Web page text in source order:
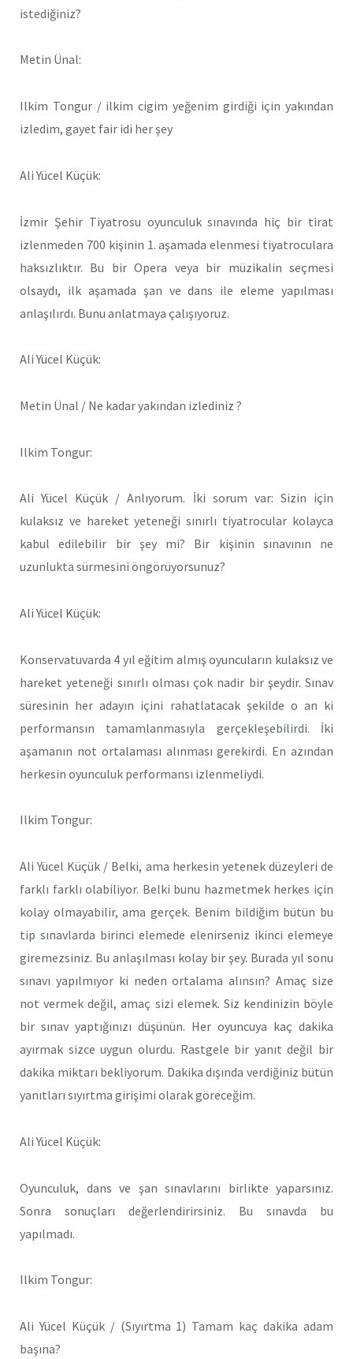
istediğiniz?
Metin Ünal:
Ilkim Tongur / ilkim cigim yeğenim girdiği için yakından
izledim, gayet fair idi her şey
Ali Yücel Küçük:
İzmir Şehir Tiyatrosu oyunculuk sınavında hiç bir tirat
izlenmeden 700 kişinin 1. aşamada elenmesi tiyatroculara
haksızlıktır. Bu bir Opera veya bir müzikalin seçmesi
olsaydı, ilk aşamada şan ve dans ile eleme yapılması
anlaşılırdı. Bunu anlatmaya çalışıyoruz.
Ali Yücel Küçük:
Metin Ünal / Ne kadar yakından izlediniz ?
Ilkim Tongur:
Ali Yücel Küçük / Anlıyorum. İki sorum var: Sizin için
kulaksız ve hareket yeteneği sınırlı tiyatrocular kolayca
kabul edilebilir bir şey mi? Bir kişinin sınavının ne
uzunlukta sürmesini öngörüyorsunuz?
Ali Yücel Küçük:
Konservatuvarda 4 yıl eğitim almış oyuncuların kulaksız ve
hareket yeteneği sınırlı olması çok nadir bir şeydir. Sınav
süresinin her adayın içini rahatlatacak şekilde o an ki
performansın tamamlanmasıyla gerçekleşebilirdi. İki
aşamanın not ortalaması alınması gerekirdi. En azından
herkesin oyunculuk performansı izlenmeliydi.
Ilkim Tongur:
Ali Yücel Küçük / Belki, ama herkesin yetenek düzeyleri de
farklı farklı olabiliyor. Belki bunu hazmetmek herkes için
kolay olmayabilir, ama gerçek. Benim bildiğim bütün bu
tip sınavlarda birinci elemede elenirseniz ikinci elemeye
giremezsiniz. Bu anlaşılması kolay bir şey. Burada yıl sonu
sınavı yapılmıyor ki neden ortalama alınsın? Amaç size
not vermek değil, amaç sizi elemek. Siz kendinizin böyle
bir sınav yaptığınızı düşünün. Her oyuncuya kaç dakika
ayırmak sizce uygun olurdu. Rastgele bir yanıt değil bir
dakika miktarı bekliyorum. Dakika dışında verdiğiniz bütün
yanıtları sıyırtma girişimi olarak göreceğim.
Ali Yücel Küçük:
Oyunculuk, dans ve şan sınavlarını birlikte yaparsınız.
Sonra sonuçları değerlendirirsiniz. Bu sınavda bu
yapılmadı.
Ilkim Tongur:
Ali Yücel Küçük / (Sıyırtma 1) Tamam kaç dakika adam
başına?